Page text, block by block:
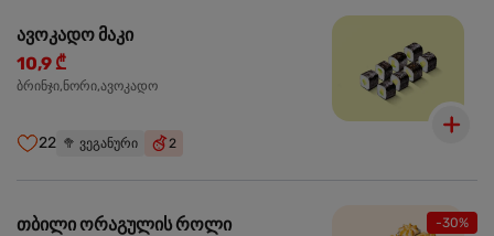
ავოკადო მაკი
10,9 ₾
ბრინჯი,ნორი,ავოკადო
22 🥦 ვეგანური 2
-30%
თბილი ორაგულის როლი